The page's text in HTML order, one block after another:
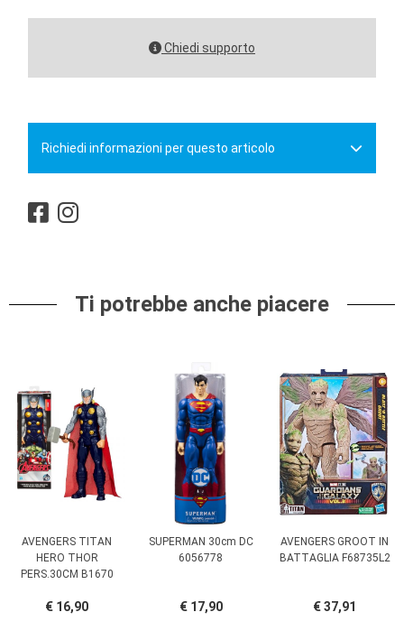
Chiedi supporto
Richiedi informazioni per questo articolo
Ti potrebbe anche piacere
AVENGERS TITAN
HERO THOR
PERS.30CM B1670
€ 16,90
SUPERMAN 30cm DC
6056778
€ 17,90
AVENGERS GROOT IN
BATTAGLIA F68735L2
€ 37,91